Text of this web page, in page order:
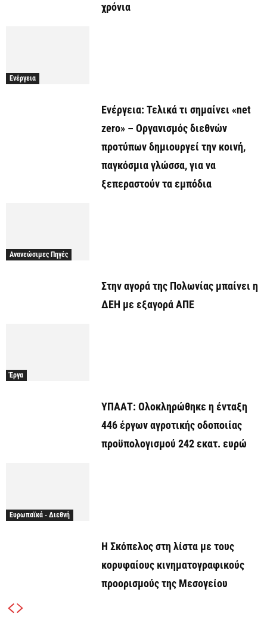
χρόνια
Ενέργεια
Ενέργεια: Τελικά τι σημαίνει «net
zero» – Οργανισμός διεθνών
προτύπων δημιουργεί την κοινή,
παγκόσμια γλώσσα, για να
ξεπεραστούν τα εμπόδια
Ανανεώσιμες Πηγές
Στην αγορά της Πολωνίας μπαίνει η
ΔΕΗ με εξαγορά ΑΠΕ
Έργα
ΥΠΑΑΤ: Ολοκληρώθηκε η ένταξη
446 έργων αγροτικής οδοποιίας
προϋπολογισμού 242 εκατ. ευρώ
Ευρωπαϊκά - Διεθνή
Η Σκόπελος στη λίστα με τους
κορυφαίους κινηματογραφικούς
προορισμούς της Μεσογείου